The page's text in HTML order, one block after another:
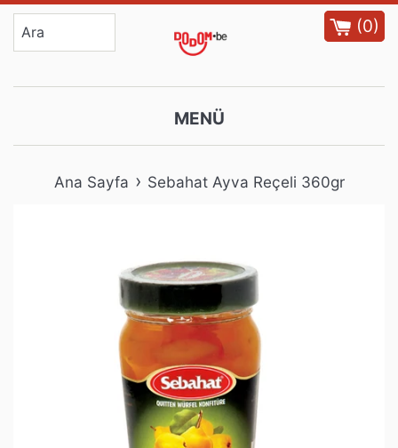
İçeriğe
atla
(0)
MENÜ
Ana Sayfa › Sebahat Ayva Reçeli 360gr